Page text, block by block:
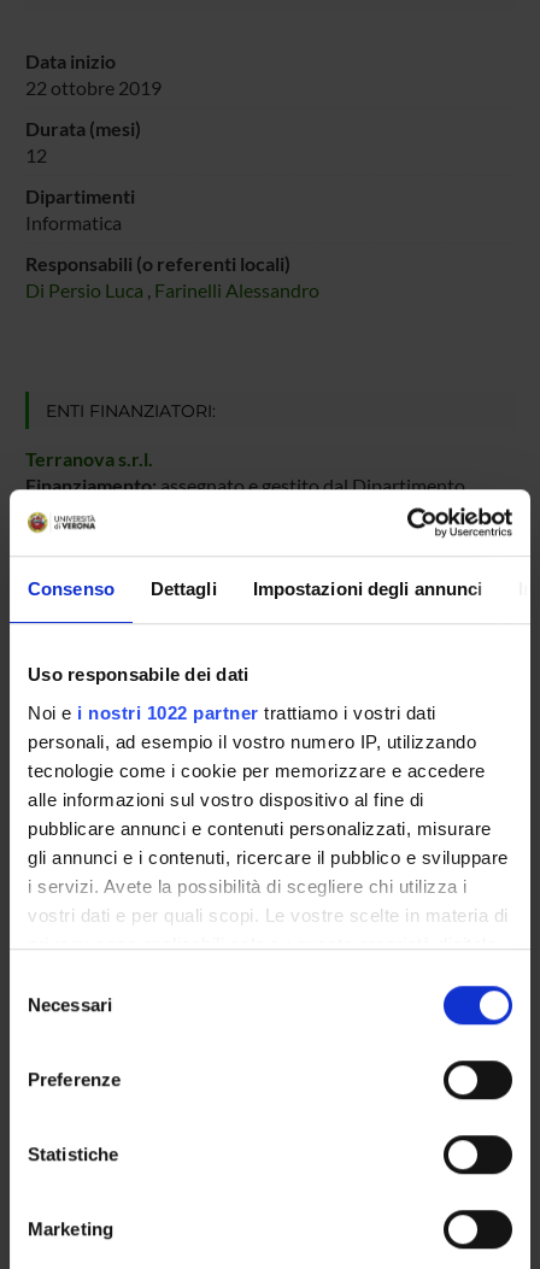
Consenso Dettagli Impostazioni degli annunci
Uso responsabile dei dati
Noi e i nostri 1022 partner trattiamo i vostri dati
personali, ad esempio il vostro numero IP, utilizzando
tecnologie come i cookie per memorizzare e accedere
alle informazioni sul vostro dispositivo al fine di
pubblicare annunci e contenuti personalizzati, misurare
gli annunci e i contenuti, ricercare il pubblico e sviluppare
i servizi. Avete la possibilità di scegliere chi utilizza i
vostri dati e per quali scopi. Le vostre scelte in materia di
privacy sono applicabili solo su questa proprietà digitale
modificare o revocare il proprio consenso in qualsiasi
momento dalla Dichiarazione sui cookie o facendo clic
raccogliere informazioni sulla tua posizione
geografica, con un'approssimazione di qualche
Identificare il tuo dispositivo, scansionandolo
delNecessari
Preferenze
Statistiche
Marketing
Data inizio
22 ottobre 2019
Durata (mesi)
12
Dipartimenti
Informatica
Responsabili (o referenti locali)
Di Persio Luca , Farinelli Alessandro
ENTI FINANZIATORI:
Terranova s.r.l.
Finanziamento:assegnato e gestito dal Dipartimento
PARTECIPANTI AL PROGETTO
Professore associato
Alessandro Farinelli
Professore ordinario
AREE DI RICERCA COINVOLTE DAL PROGETTO
Intelligenza Artificiale
Artificial intelligence
GRUPPI DI RICERCA